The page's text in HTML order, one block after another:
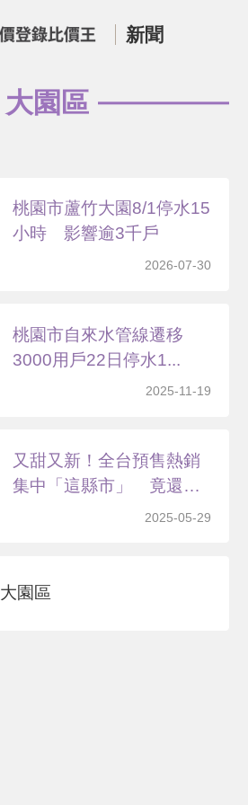
新聞
大園區
桃園市蘆竹大園8/1停水15
小時 影響逾3千戶
2026-07-30
桃園市自來水管線遷移
3000用戶22日停水1...
2025-11-19
又甜又新！全台預售熱銷
集中「這縣市」 竟還有
2025-05-29
大園區